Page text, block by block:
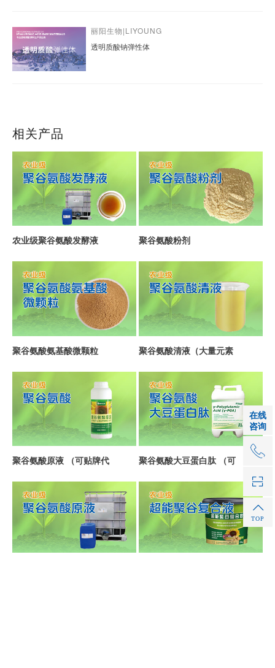
在线
咨询
TOP
丽阳生物|LIYOUNG
相关产品
农业级聚谷氨酸发酵液 聚谷氨酸粉剂